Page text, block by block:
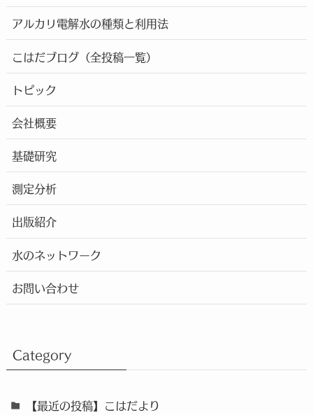
アルカリ電解水の種類と利用法
こはだブログ（全投稿一覧）
トピック
会社概要
基礎研究
測定分析
出版紹介
水のネットワーク
お問い合わせ
Category
【最近の投稿】こはだより